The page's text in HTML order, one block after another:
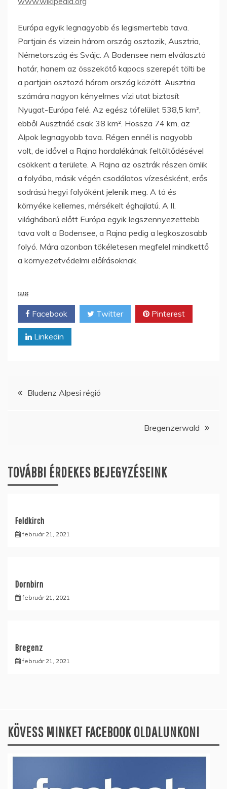
Európa egyik legnagyobb és legismertebb tava.
Partjain és vizein három ország osztozik, Ausztria,
Németország és Svájc. A Bodensee nem elválasztó
határ, hanem az összekötő kapocs szerepét tölti be
a partjain osztozó három ország között. Ausztria
számára nagyon kényelmes vízi utat biztosít
Nyugat-Európa felé. Az egész tófelület 538,5 km²,
ebből Ausztriáé csak 38 km². Hossza 74 km, az
Alpok legnagyobb tava. Régen ennél is nagyobb
volt, de idővel a Rajna hordalékának feltöltődésével
csökkent a területe. A Rajna az osztrák részen ömlik
a folyóba, másik végén csodálatos vízesésként, erős
sodrású hegyi folyóként jelenik meg. A tó és
környéke kellemes, mérsékelt éghajlatú. A II.
világháború előtt Európa egyik legszennyezettebb
tava volt a Bodensee, a Rajna pedig a legkoszosabb
folyó. Mára azonban tökéletesen megfelel mindkettő
a környezetvédelmi előírásoknak.
SHARE
Facebook Twitter Pinterest
Linkedin
Bejegyzés
Bludenz Alpesi régió
Bregenzerwald
TOVÁBBI ÉRDEKES BEJEGYZÉSEINK
Feldkirch
február 21, 2021
Dornbirn
február 21, 2021
Bregenz
február 21, 2021
KÖVESS MINKET FACEBOOK OLDALUNKON!